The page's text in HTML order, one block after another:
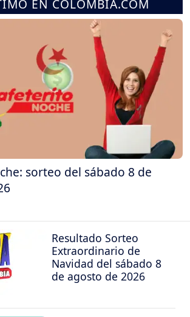
EN COLOMBIA.COM
sorteo del sábado 8 de
Resultado Sorteo
Extraordinario de
Navidad del sábado 8
de agosto de 2026